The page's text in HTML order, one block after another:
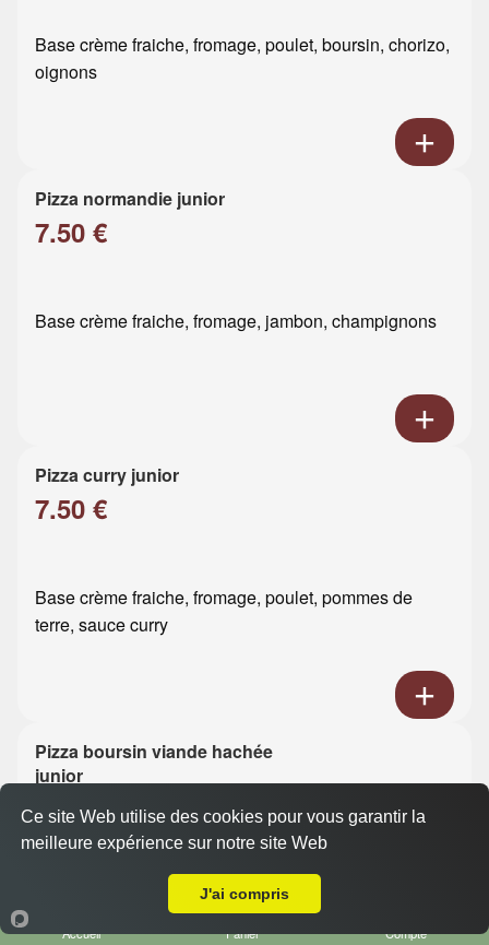
Base crème fraiche, fromage, poulet, boursin, chorizo,
oignons
Pizza normandie junior
7.50 €
Base crème fraiche, fromage, jambon, champignons
Pizza curry junior
7.50 €
Base crème fraiche, fromage, poulet, pommes de
terre, sauce curry
Pizza boursin viande hachée
junior
7.50 €
Base crème fraiche, fromage, viande hachée, boursin
Accueil Panier Compte
Ce site Web utilise des cookies pour vous garantir la
meilleure expérience sur notre site Web
J'ai compris